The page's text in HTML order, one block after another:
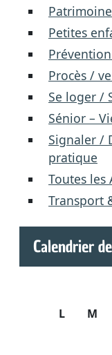
Petites
Procès /
Se loger /
Sénior –
Signaler /
pratique
Toutes les
Transport
Calendrier
L
M